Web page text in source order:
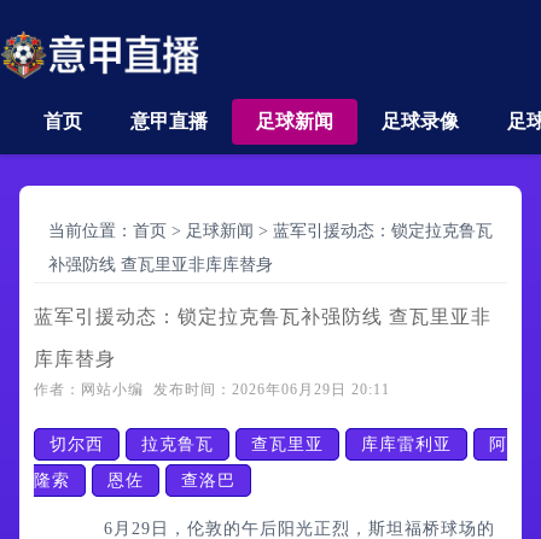
首页 意甲直播 足球新闻 足球录像 足
当前位置： 首页 > 足球新闻 > 蓝军引援动态：锁定拉克鲁瓦
补强防线 查瓦里亚非库库替身
蓝军引援动态：锁定拉克鲁瓦补强防线 查瓦里亚非
库库替身
作者：网站小编 发布时间：2026年06月29日 20:11
切尔西 拉克鲁瓦 查瓦里亚 库库雷利亚
阿
隆索
恩佐 查洛巴
6月29日，伦敦的午后阳光正烈，斯坦福桥球场的